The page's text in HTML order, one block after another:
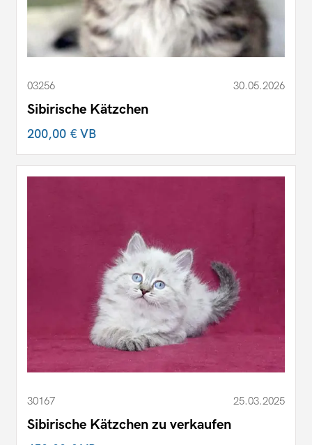
03256 30.05.2026
Sibirische Kätzchen
200,00 €VB
30167 25.03.2025
Sibirische Kätzchen zu verkaufen